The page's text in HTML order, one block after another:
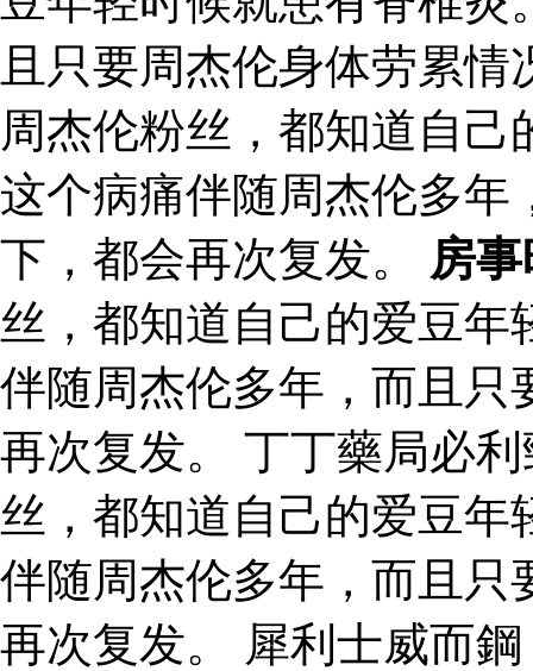
且只要周杰伦身体劳累
周杰伦粉丝，都知道自
这个病痛伴随周杰伦多年
下，都会再次复发。 房
丝，都知道自己的爱豆
伴随周杰伦多年，而且只
再次复发。 丁丁藥局必
丝，都知道自己的爱豆
伴随周杰伦多年，而且只
再次复发。 犀利士威而鋼